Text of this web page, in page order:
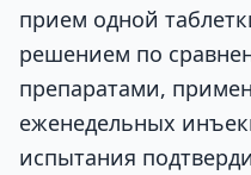
прием одной
решением по
препаратами,
еженедельных
испытания